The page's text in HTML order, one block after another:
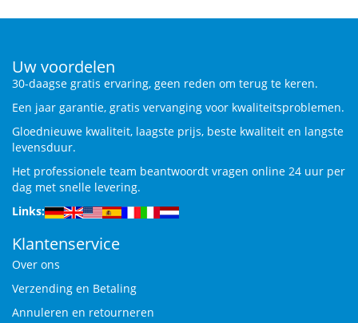
Uw voordelen
30-daagse gratis ervaring, geen reden om terug te keren.
Een jaar garantie, gratis vervanging voor kwaliteitsproblemen.
Gloednieuwe kwaliteit, laagste prijs, beste kwaliteit en langste
levensduur.
Het professionele team beantwoordt vragen online 24 uur per
dag met snelle levering.
Links:
Klantenservice
Over ons
Verzending en Betaling
Annuleren en retourneren